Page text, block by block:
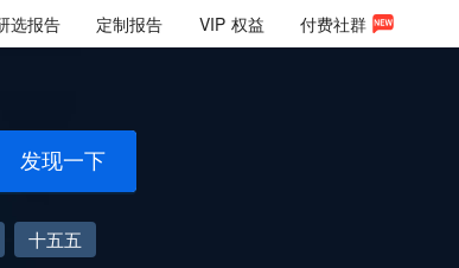
选报告 定制报告 VIP 权益 付费社群
发现一下
十五五